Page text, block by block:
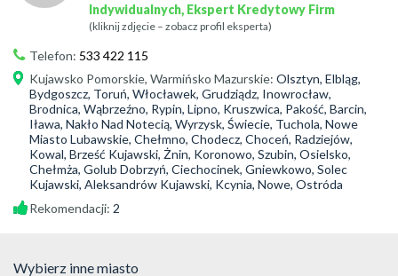
Indywidualnych, Ekspert Kredytowy Firm
(kliknij zdjęcie – zobacz profil eksperta)
Telefon: 533 422 115
Kujawsko Pomorskie, Warmińsko Mazurskie: Olsztyn, Elbląg,
Bydgoszcz, Toruń, Włocławek, Grudziądz, Inowrocław,
Brodnica, Wąbrzeźno, Rypin, Lipno, Kruszwica, Pakość, Barcin,
Iława, Nakło Nad Notecią, Wyrzysk, Świecie, Tuchola, Nowe
Miasto Lubawskie, Chełmno, Chodecz, Choceń, Radziejów,
Kowal, Brześć Kujawski, Żnin, Koronowo, Szubin, Osielsko,
Chełmża, Golub Dobrzyń, Ciechocinek, Gniewkowo, Solec
Kujawski, Aleksandrów Kujawski, Kcynia, Nowe, Ostróda
Rekomendacji: 2
Wybierz inne miasto